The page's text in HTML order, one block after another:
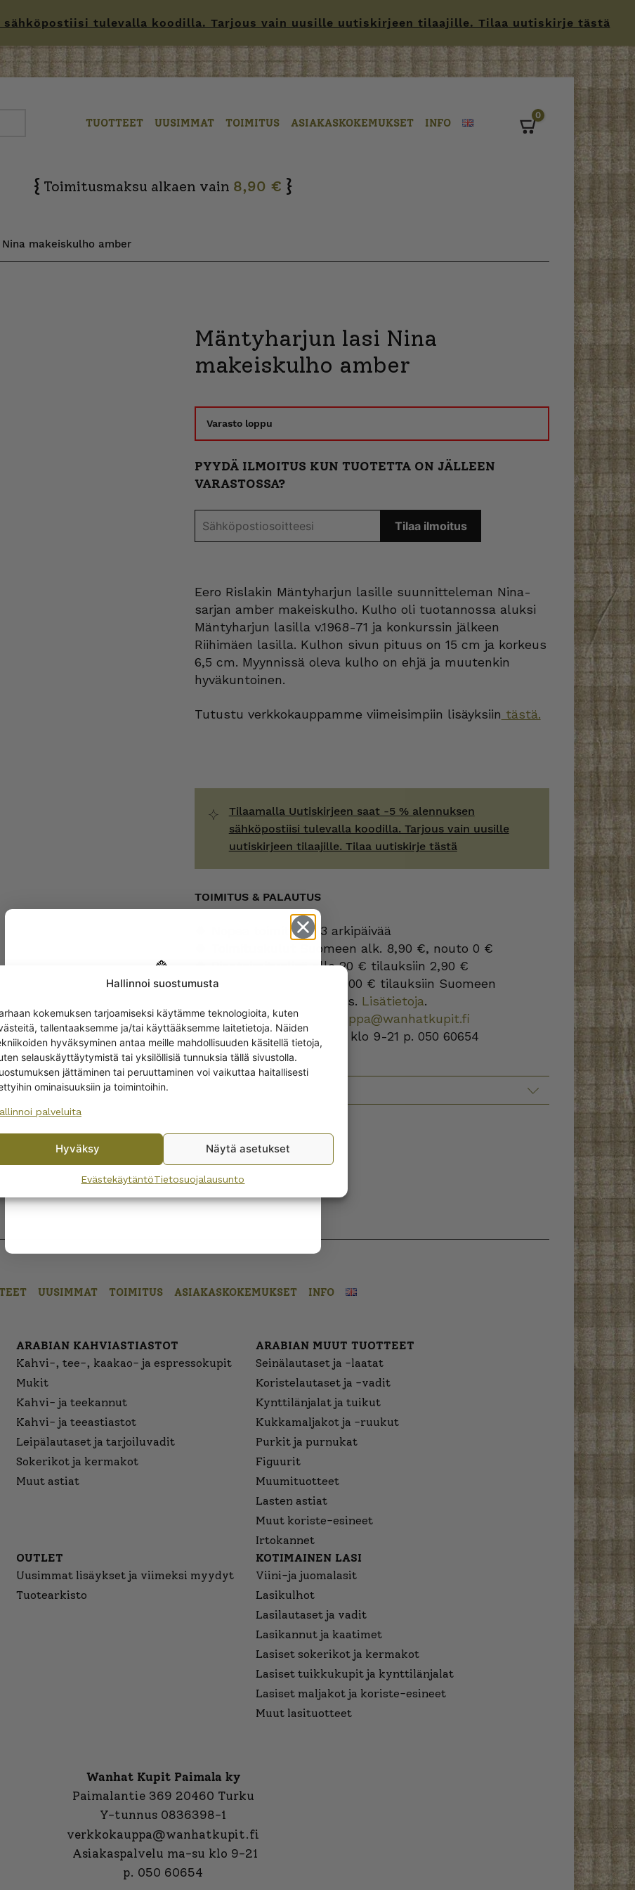
Hallinnoi suostumusta
kokemuksen tarjoamiseksi käytämme teknologioita, kuten
tallentaaksemme ja/tai käyttääksemme laitetietoja. Näiden
hyväksyminen antaa meille mahdollisuuden käsitellä tietoja,
selauskäyttäytymistä tai yksilöllisiä tunnuksia tällä sivustolla.
jättäminen tai peruuttaminen voi vaikuttaa haitallisesti
ominaisuuksiin ja toimintoihin.
palveluita
Hyväksy Näytä asetukset
EvästekäytäntöTietosuojalausunto
sähköpostiisi tulevalla koodilla. Tarjous vain uusille uutiskirjeen tilaajille. Tilaa uutiskirje tästä
TUOTTEET UUSIMMAT TOIMITUS ASIAKASKOKEMUKSET INFO
0
{ Toimitusmaksu alkaen vain 8,90 € }
makeiskulho amber
Mäntyharjun lasi Nina
makeiskulho amber
Varasto loppu
PYYDÄ ILMOITUS KUN TUOTETTA ON JÄLLEEN
VARASTOSSA?
Eero Rislakin Mäntyharjun lasille suunnitteleman Nina-
sarjan amber makeiskulho. Kulho oli tuotannossa aluksi
Mäntyharjun lasilla v.1968-71 ja konkurssin jälkeen
Riihimäen lasilla. Kulhon sivun pituus on 15 cm ja korkeus
6,5 cm. Myynnissä oleva kulho on ehjä ja muutenkin
hyväkuntoinen.
Tutustu verkkokauppamme viimeisimpiin lisäyksiin tästä.
Tilaamalla Uutiskirjeen saat -5 % alennuksen
sähköpostiisi tulevalla koodilla. Tarjous vain uusille
uutiskirjeen tilaajille. Tilaa uutiskirje tästä
TOIMITUS & PALAUTUS
🍀 Nopea toimitus 1-3 arkipäivää
🍀 Toimituskulut Suomeen alk. 8,90 €, nouto 0 €
🍀 Pientoimituslisä alle 20 € tilauksiin 2,90 €
🍀Ilmainen toimitus
yli 100 € tilauksiin Suomeen
🍀 14 vrk:n palautusoikeus. Lisätietoja.
🍀 Kysyttävää?verkkokauppa@wanhatkupit.fi
🍀 Asiakaspalvelu ma-su klo 9-21 p. 050 60654
UUSIMMAT TOIMITUS ASIAKASKOKEMUKSET INFO
ARABIAN KAHVIASTIASTOT
Kahvi-, tee-, kaakao- ja espressokupit
Mukit
Kahvi- ja teekannut
Kahvi- ja teeastiastot
Leipälautaset ja tarjoiluvadit
Sokerikot ja kermakot
Muut astiat
ARABIAN MUUT TUOTTEET
Seinälautaset ja -laatat
Koristelautaset ja -vadit
Kynttilänjalat ja tuikut
Kukkamaljakot ja -ruukut
Purkit ja purnukat
Figuurit
Muumituotteet
Lasten astiat
Muut koriste-esineet
Irtokannet
OUTLET
Uusimmat lisäykset ja viimeksi myydyt
Tuotearkisto
KOTIMAINEN LASI
Viini-ja juomalasit
Lasikulhot
Lasilautaset ja vadit
Lasikannut ja kaatimet
Lasiset sokerikot ja kermakot
Lasiset tuikkukupit ja kynttilänjalat
Lasiset maljakot ja koriste-esineet
Muut lasituotteet
Wanhat Kupit Paimala ky
Paimalantie 369 20460 Turku
Y-tunnus 0836398-1
verkkokauppa@wanhatkupit.fi
Asiakaspalvelu ma-su klo 9-21
p. 050 60654
Get -5%
off?
Yes! I want the discount
By subscribing to the newsletter, you consent to receiving messages from
Wanhojen kuppien and confirm that you have read and accepted